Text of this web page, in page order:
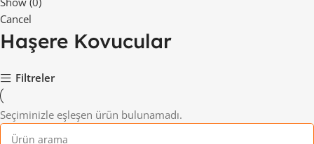
Cancel
Haşere Kovucular
Filtreler
Seçiminizle eşleşen ürün bulunamadı.